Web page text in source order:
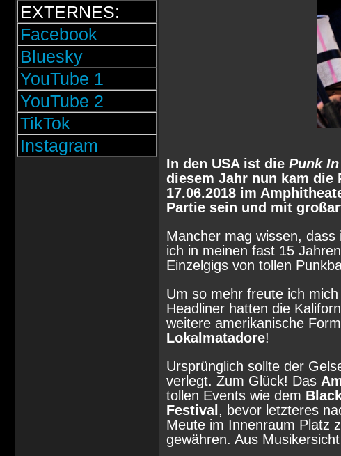
EXTERNES:
Facebook
Bluesky
YouTube 1
YouTube 2
TikTok
Instagram
In den USA ist die Punk
diesem Jahr nun kam die
17.06.2018 im
Partie sein und mit
Mancher mag wissen,
ich in meinen fast 15
Einzelgigs von tollen
Um so mehr freute ich
Headliner hatten die
weitere amerikanische
Lokalmatadore!
Ursprünglich sollte der
verlegt. Zum Glück! Das
tollen Events wie dem
Festival , bevor letzteres
Meute im Innenraum Platz
gewähren. Aus